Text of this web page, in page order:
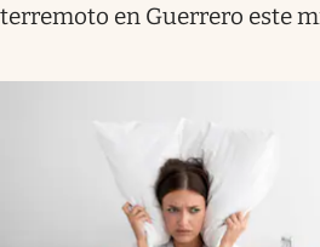
terremoto en Guerrero este